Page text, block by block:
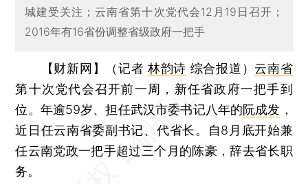
城建受关注；云南省第十次党代会12月19日召开；
2016年有16省份调整省级政府一把手
【财新网】（记者林韵诗 综合报道） 云南省
第十次党代会召开前一周，新任省政府一把手到
位。年逾59岁、担任武汉市委书记八年的阮成发 ，
近日任云南省委副书记、代省长。自8月底开始兼
任云南党政一把手超过三个月的陈豪，辞去省长职
务。